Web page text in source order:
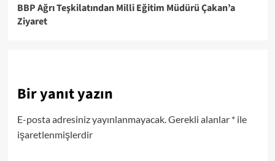
BBP Ağrı Teşkilatından Milli Eğitim Müdürü Çakan’a
Ziyaret
Bir yanıt yazın
E-posta adresiniz yayınlanmayacak.Gerekli alanlar *ile
işaretlenmişlerdir